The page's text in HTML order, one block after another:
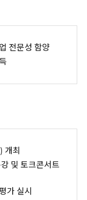
전문성 함양
개최
및 토크콘서트
가 실시